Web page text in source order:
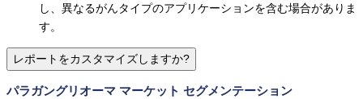
し、異なるがんタイプのアプリケーションを含む場合がありま
す。
レポートをカスタマイズしますか?
パラガングリオーマ マーケット セグメンテーション